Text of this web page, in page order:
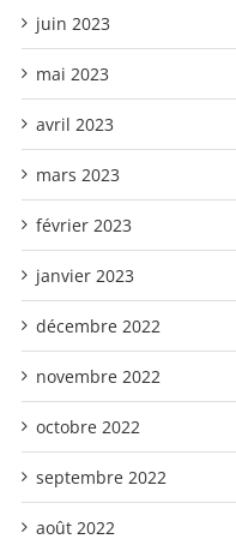
juin 2023
mai 2023
avril 2023
mars 2023
février 2023
janvier 2023
décembre 2022
novembre 2022
octobre 2022
septembre 2022
août 2022